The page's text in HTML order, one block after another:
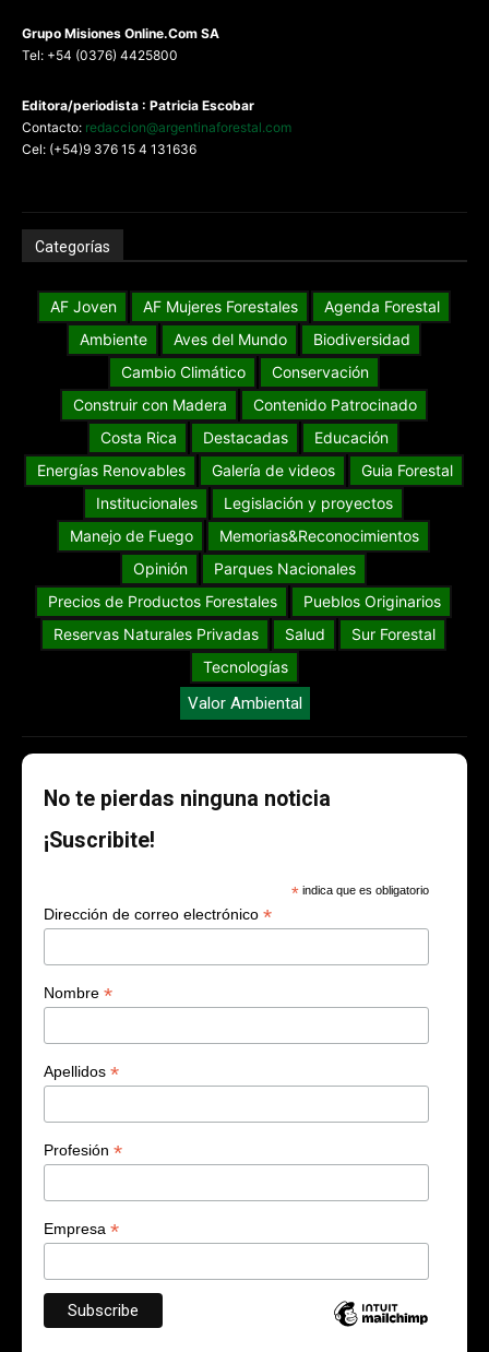
Grupo Misiones Online.Com SA
Tel: +54 (0376) 4425800
Editora/periodista : Patricia Escobar
Contacto: redaccion@argentinaforestal.com
Cel: (+54)9 376 15 4 131636
Categorías
AF Joven AF Mujeres Forestales
Agenda Forestal
Ambiente
Aves del Mundo
Biodiversidad
Cambio Climático
Conservación
Construir con Madera
Contenido Patrocinado
Costa Rica
Destacadas
Educación
Energías Renovables
Galería de videos
Guia Forestal
Institucionales
Legislación y proyectos
Manejo de Fuego
Memorias&Reconocimientos
Opinión
Parques Nacionales
Precios de Productos Forestales
Pueblos Originarios
Reservas Naturales Privadas
Salud
Sur Forestal
Tecnologías
Valor Ambiental
No te pierdas ninguna noticia
¡Suscribite!
* indica que es obligatorio
Dirección de correo electrónico *
Nombre *
Apellidos *
Profesión *
Empresa *